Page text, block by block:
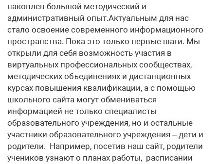
накоплен большой методический и
административный опыт.Актуальным для нас
стало освоение современного информационного
пространства. Пока это только первые шаги. Мы
открыли для себя возможность участия в
виртуальных профессиональных сообществах,
методических объединениях и дистанционных
курсах повышения квалификации, а с помощью
школьного сайта могут обмениваться
информацией не только специалисты
образовательного учреждения, но и остальные
участники образовательного учреждения – дети и
родители. Например, посетив наш сайт, родители
учеников узнают о планах работы, расписании